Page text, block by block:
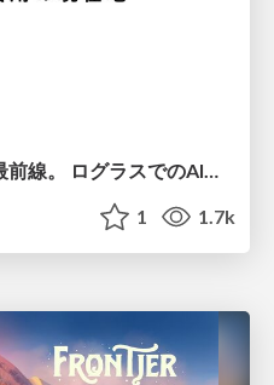
デザインワークフローの最前線。 ログラスでのAI活用の現在地
1 1.7k